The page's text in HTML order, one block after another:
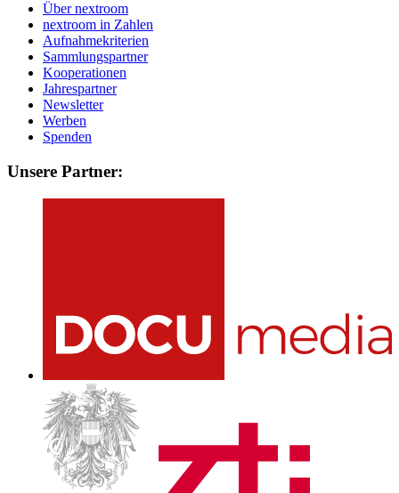
Über nextroom
nextroom in Zahlen
Aufnahmekriterien
Sammlungspartner
Kooperationen
Jahrespartner
Newsletter
Werben
Spenden
Unsere Partner: